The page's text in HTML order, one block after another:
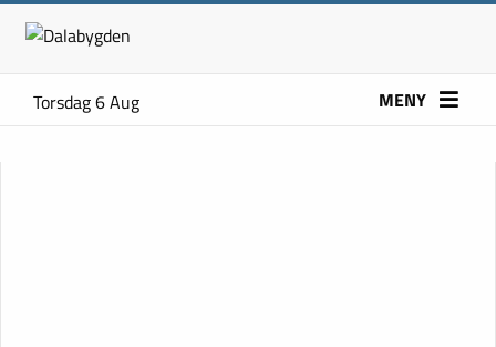
Torsdag 6 Aug MENY